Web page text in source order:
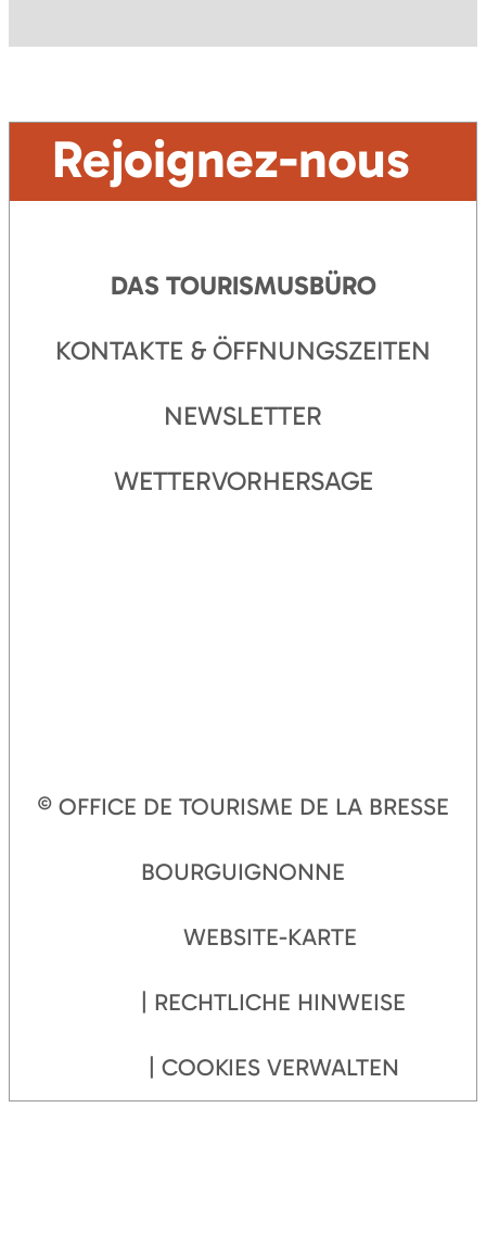
Rejoignez-nous
DAS TOURISMUSBÜRO
KONTAKTE & ÖFFNUNGSZEITEN
NEWSLETTER
WETTERVORHERSAGE
© OFFICE DE TOURISME DE LA BRESSE
BOURGUIGNONNE
WEBSITE-KARTE
RECHTLICHE HINWEISE
COOKIES VERWALTEN